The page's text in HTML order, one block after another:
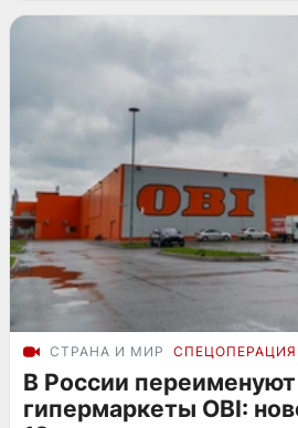
СТРАНА И МИР
В России переименуют
гипермаркеты OBI: